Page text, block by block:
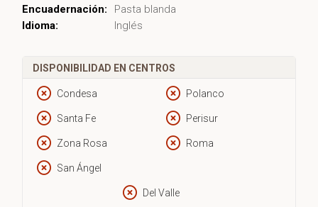
Encuadernación:
Pasta blanda
Idioma:
Inglés
DISPONIBILIDAD EN CENTROS
Condesa Polanco
Santa Fe Perisur
Zona Rosa Roma
San Ángel
Del Valle